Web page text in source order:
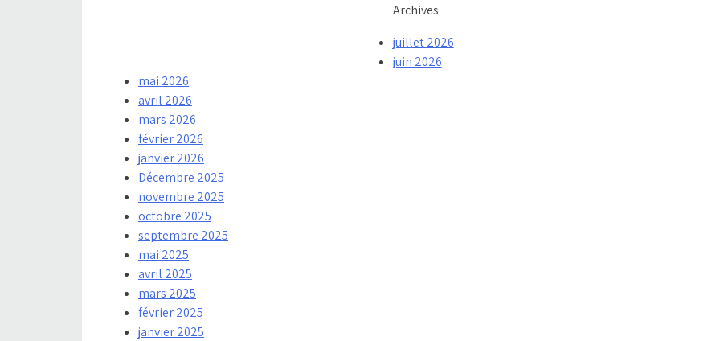
Archives
juillet 2026
juin 2026
mai 2026
avril 2026
mars 2026
février 2026
janvier 2026
Décembre 2025
novembre 2025
octobre 2025
septembre 2025
mai 2025
avril 2025
mars 2025
février 2025
janvier 2025